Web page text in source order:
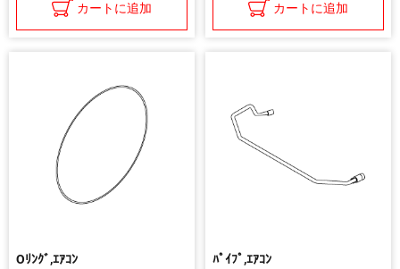
カートに追加 カートに追加
Oﾘﾝｸﾞ,ｴｱｺﾝ ﾊﾟｲﾌﾟ,ｴｱｺﾝ